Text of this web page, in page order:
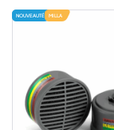
NOUVEAUTÉ MILLA